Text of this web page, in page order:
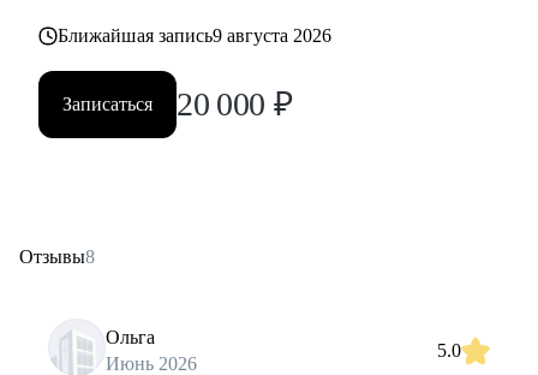
Ближайшая запись9 августа 2026
Записаться 20 000 ₽
Отзывы8
Ольга
Июнь 2026
5.0